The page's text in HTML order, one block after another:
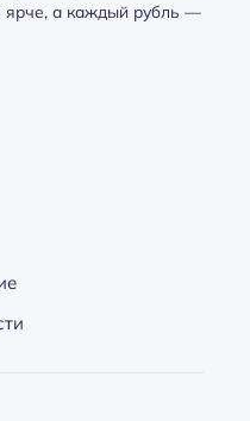
ярче, а каждый рубль —